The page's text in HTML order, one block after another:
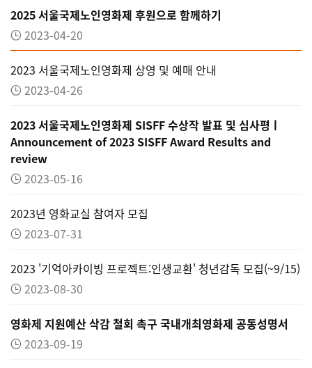
2025 서울국제노인영화제 후원으로 함께하기
2023-04-20
2023 서울국제노인영화제 상영 및 예매 안내
2023-04-26
2023 서울국제노인영화제 SISFF 수상작 발표 및 심사평ㅣ
Announcement of 2023 SISFF Award Results and
review
2023-05-16
2023년 영화교실 참여자 모집
2023-07-31
2023 '기억아카이빙 프로젝트:인생교환' 청년감독 모집(~9/15)
2023-08-30
영화제 지원예산 삭감 철회 촉구 국내개최영화제 공동성명서
2023-09-19